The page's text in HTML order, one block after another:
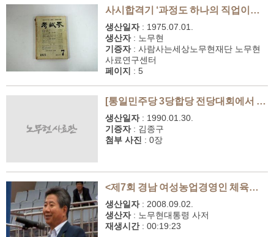
사시합격기 ‘과정도 하나의 직업이었다’(고시계 1975년 7월호)
생산일자 : 1975.07.01.
생산자 : 노무현
기증자 : 사람사는세상노무현재단 노무현
사료연구센터
페이지 : 5
[통일민주당 3당합당 전당대회에서 '이의 있습니다' 외치는 노무현 의원]
생산일자 : 1990.01.30.
기증자 : 김종구
첨부 사진 : 0장
<제7회 경남 여성농업경영인 체육대회> 축사
생산일자 : 2008.09.02.
생산자 : 노무현대통령 사저
재생시간 : 00:19:23